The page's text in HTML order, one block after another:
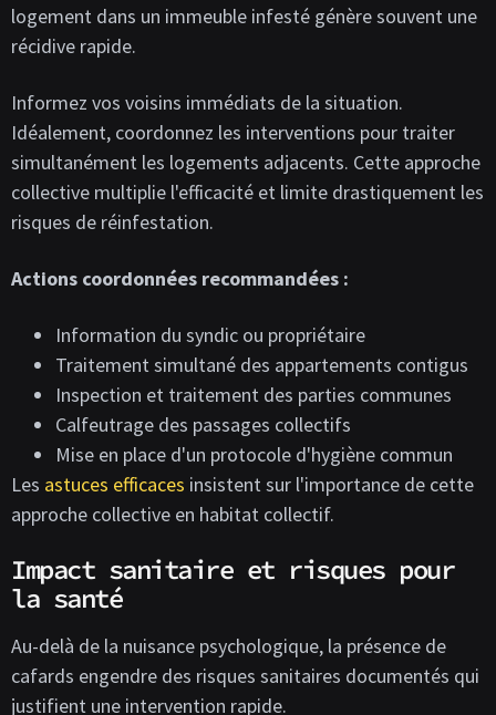
logement dans un immeuble infesté génère souvent une
récidive rapide.
Informez vos voisins immédiats de la situation.
Idéalement, coordonnez les interventions pour traiter
simultanément les logements adjacents. Cette approche
collective multiplie l'efficacité et limite drastiquement les
risques de réinfestation.
Actions coordonnées recommandées :
Information du syndic ou propriétaire
Traitement simultané des appartements contigus
Inspection et traitement des parties communes
Calfeutrage des passages collectifs
Mise en place d'un protocole d'hygiène commun
Les astuces efficaces insistent sur l'importance de cette
approche collective en habitat collectif.
Impact sanitaire et risques pour
la santé
Au-delà de la nuisance psychologique, la présence de
cafards engendre des risques sanitaires documentés qui
justifient une intervention rapide.